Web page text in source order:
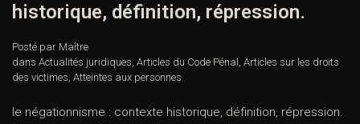
historique, définition, répression.
Posté par Maître
dans Actualités juridiques, Articles du Code Pénal , Articles sur les droits
des victimes, Atteintes aux personnes
le négationnisme : contexte historique, définition, répression.